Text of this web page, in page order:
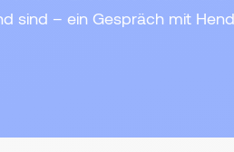
sind – ein Gespräch mit